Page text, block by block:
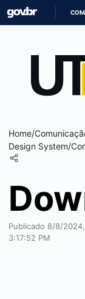
Home/
Design System/
Publicado 8/8/
3:17:52 PM